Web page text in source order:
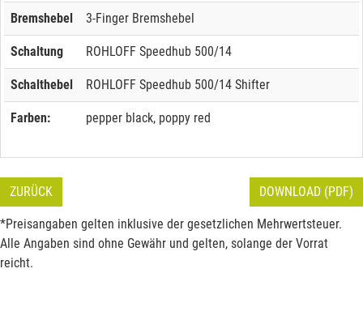
Bremshebel 3-Finger Bremshebel
Schaltung ROHLOFF Speedhub 500/14
Schalthebel ROHLOFF Speedhub 500/14 Shifter
Farben: pepper black, poppy red
ZURÜCK DOWNLOAD (PDF)
*Preisangaben gelten inklusive der gesetzlichen Mehrwertsteuer.
Alle Angaben sind ohne Gewähr und gelten, solange der Vorrat
reicht.